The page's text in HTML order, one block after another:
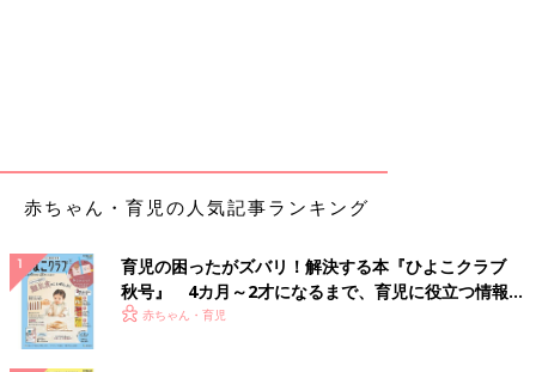
赤ちゃん・育児の人気記事ランキング
育児の困ったがズバリ！解決する本『ひよこクラブ
秋号』 4カ月～2才になるまで、育児に役立つ情報が
いっぱい！
赤ちゃん・育児